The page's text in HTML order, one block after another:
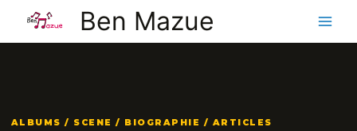
contenu
Ben Mazue
ALBUMS / SCENE / BIOGRAPHIE / ARTICLES